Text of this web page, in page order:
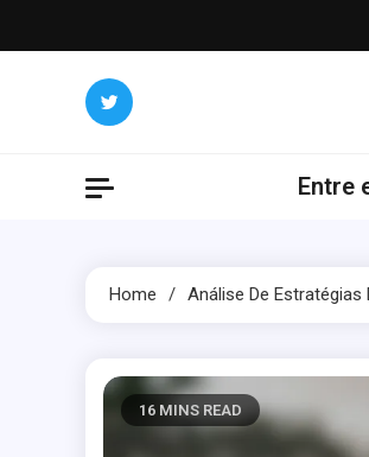
to
Entre
Home Análise De
16 MINS READ